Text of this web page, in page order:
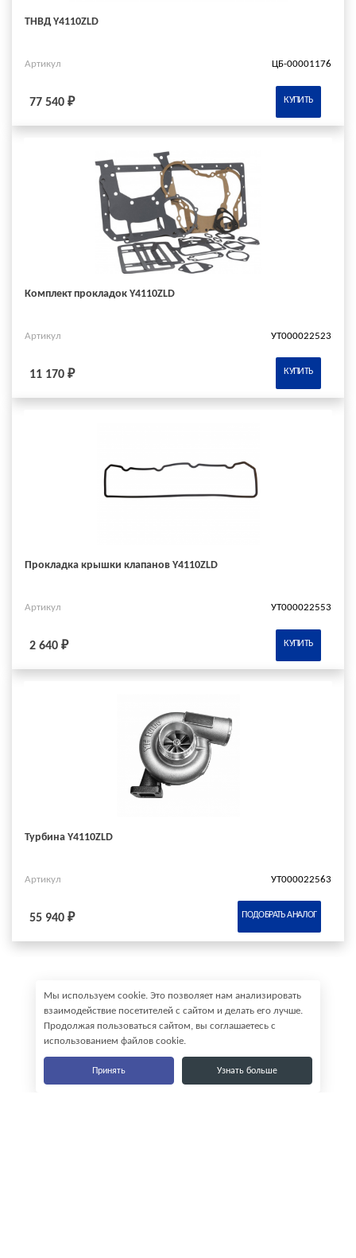
ТНВД Y4110ZLD
Артикул ЦБ-00001176
77 540 ₽ КУПИТЬ
Комплект прокладок Y4110ZLD
Артикул УТ000022523
11 170 ₽ КУПИТЬ
Прокладка крышки клапанов Y4110ZLD
Артикул УТ000022553
2 640 ₽ КУПИТЬ
Турбина Y4110ZLD
Артикул УТ000022563
55 940 ₽ ПОДОБРАТЬ АНАЛОГ
Мы используем cookie. Это позволяет нам анализировать
взаимодействие посетителей с сайтом и делать его лучше.
Продолжая пользоваться сайтом, вы соглашаетесь с
использованием файлов cookie.
Принять Узнать больше